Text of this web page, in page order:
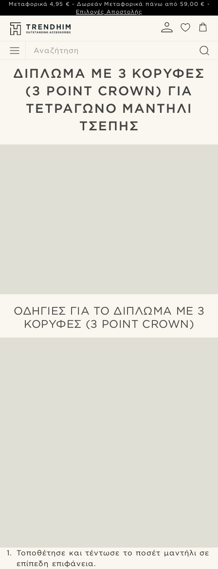
Αναζήτηση
Μεταφορικά 4,95 € - Δωρεάν Μεταφορικά πάνω από 59,00 € -
Επιλογές Αποστολής
ΔΊΠΛΩΜΑ ΜΕ 3 ΚΟΡΥΦΈΣ
(3 POINT CROWN) ΓΙΑ
ΤΕΤΡΆΓΩΝΟ ΜΑΝΤΉΛΙ
ΤΣΈΠΗΣ
ΟΔΗΓΊΕΣ ΓΙΑ ΤΟ ΔΊΠΛΩΜΑ ΜΕ 3
ΚΟΡΥΦΈΣ (3 POINT CROWN)
Τοποθέτησε και τέντωσε το ποσέτ μαντήλι σε
επίπεδη επιφάνεια.